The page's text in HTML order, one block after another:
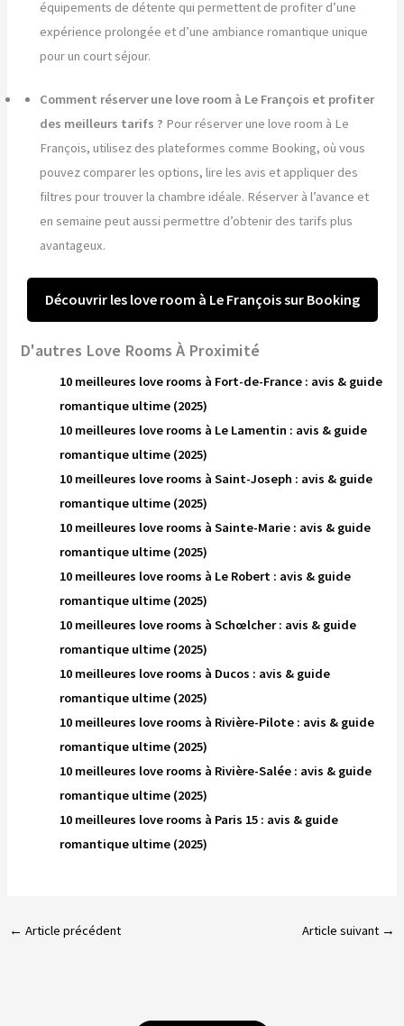
équipements de détente qui permettent de profiter d’une
expérience prolongée et d’une ambiance romantique unique
pour un court séjour.
Comment réserver une love room à Le François et profiter
des meilleurs tarifs ? Pour réserver une love room à Le
François, utilisez des plateformes comme Booking, où vous
pouvez comparer les options, lire les avis et appliquer des
filtres pour trouver la chambre idéale. Réserver à l’avance et
en semaine peut aussi permettre d’obtenir des tarifs plus
avantageux.
Découvrir les love room à Le François sur Booking
D'autres Love Rooms À Proximité
10 meilleures love rooms à Fort-de-France : avis & guide
romantique ultime (2025)
10 meilleures love rooms à Le Lamentin : avis & guide
romantique ultime (2025)
10 meilleures love rooms à Saint-Joseph : avis & guide
romantique ultime (2025)
10 meilleures love rooms à Sainte-Marie : avis & guide
romantique ultime (2025)
10 meilleures love rooms à Le Robert : avis & guide
romantique ultime (2025)
10 meilleures love rooms à Schœlcher : avis & guide
romantique ultime (2025)
10 meilleures love rooms à Ducos : avis & guide
romantique ultime (2025)
10 meilleures love rooms à Rivière-Pilote : avis & guide
romantique ultime (2025)
10 meilleures love rooms à Rivière-Salée : avis & guide
romantique ultime (2025)
10 meilleures love rooms à Paris 15 : avis & guide
romantique ultime (2025)
← Article précédent Article suivant →